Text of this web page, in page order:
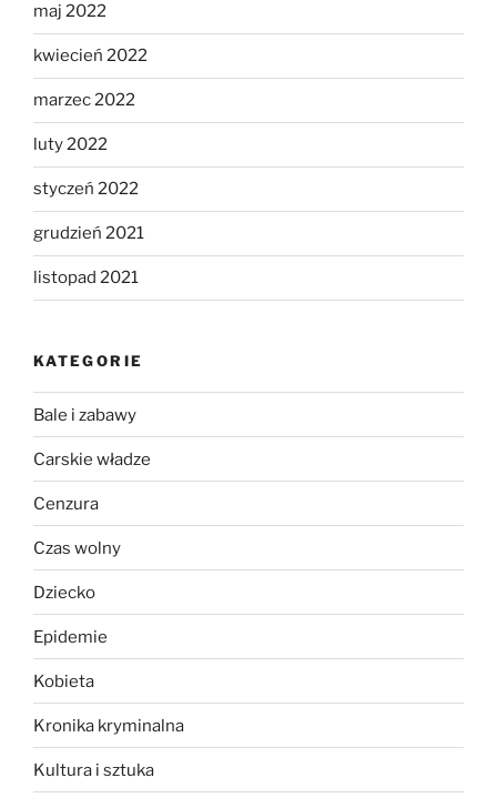
maj 2022
kwiecień 2022
marzec 2022
luty 2022
styczeń 2022
grudzień 2021
listopad 2021
KATEGORIE
Bale i zabawy
Carskie władze
Cenzura
Czas wolny
Dziecko
Epidemie
Kobieta
Kronika kryminalna
Kultura i sztuka